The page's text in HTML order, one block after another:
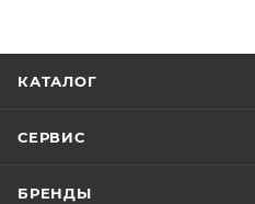
КАТАЛОГ
СЕРВИС
БРЕНДЫ